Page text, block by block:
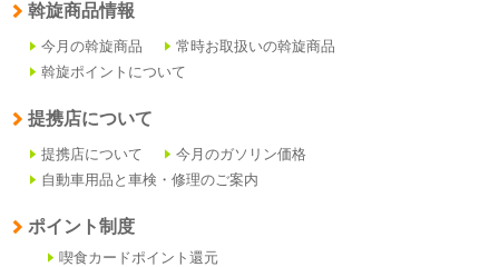
斡旋商品情報
今月の斡旋商品
常時お取扱いの斡旋商品
斡旋ポイントについて
提携店について
提携店について
今月のガソリン価格
自動車用品と車検・修理のご案内
ポイント制度
喫食カードポイント還元